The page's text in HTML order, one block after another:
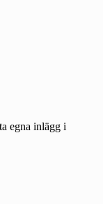
egna inlägg i